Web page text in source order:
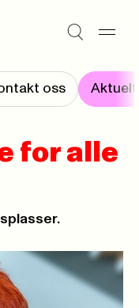
oss Aktuelt
for alle